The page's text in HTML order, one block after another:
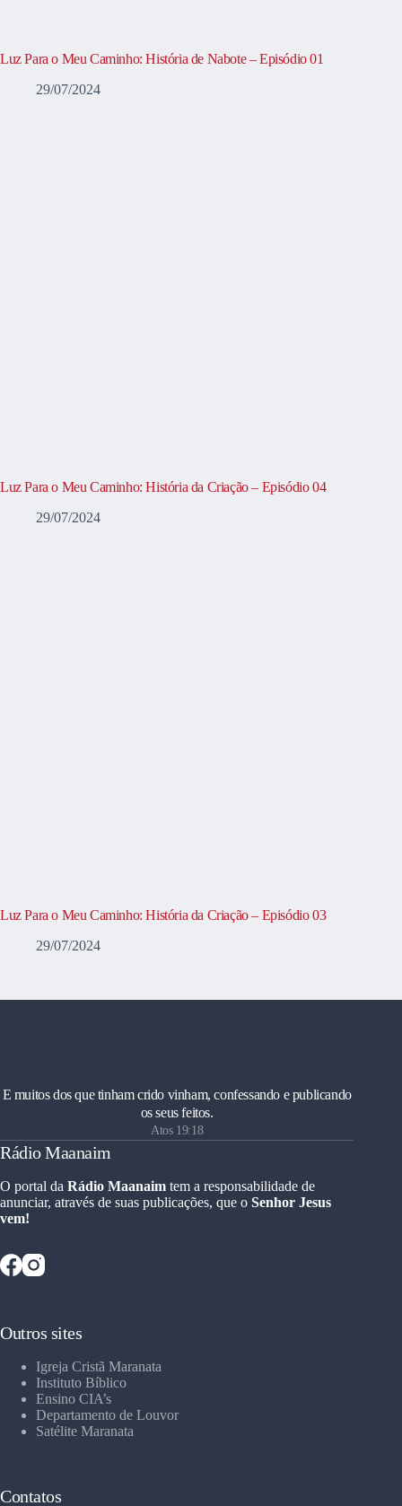
Luz Para o Meu Caminho: História de Nabote – Episódio 01
29/07/2024
Luz Para o Meu Caminho: História da Criação – Episódio 04
29/07/2024
Luz Para o Meu Caminho: História da Criação – Episódio 03
29/07/2024
E muitos dos que tinham crido vinham, confessando e publicando
os seus feitos.
Atos 19:18
Rádio Maanaim
O portal da Rádio Maanaim tem a responsabilidade de
anunciar, através de suas publicações, que o Senhor Jesus
vem!
Outros sites
Igreja Cristã Maranata
Instituto Bíblico
Ensino CIA’s
Departamento de Louvor
Satélite Maranata
Contatos